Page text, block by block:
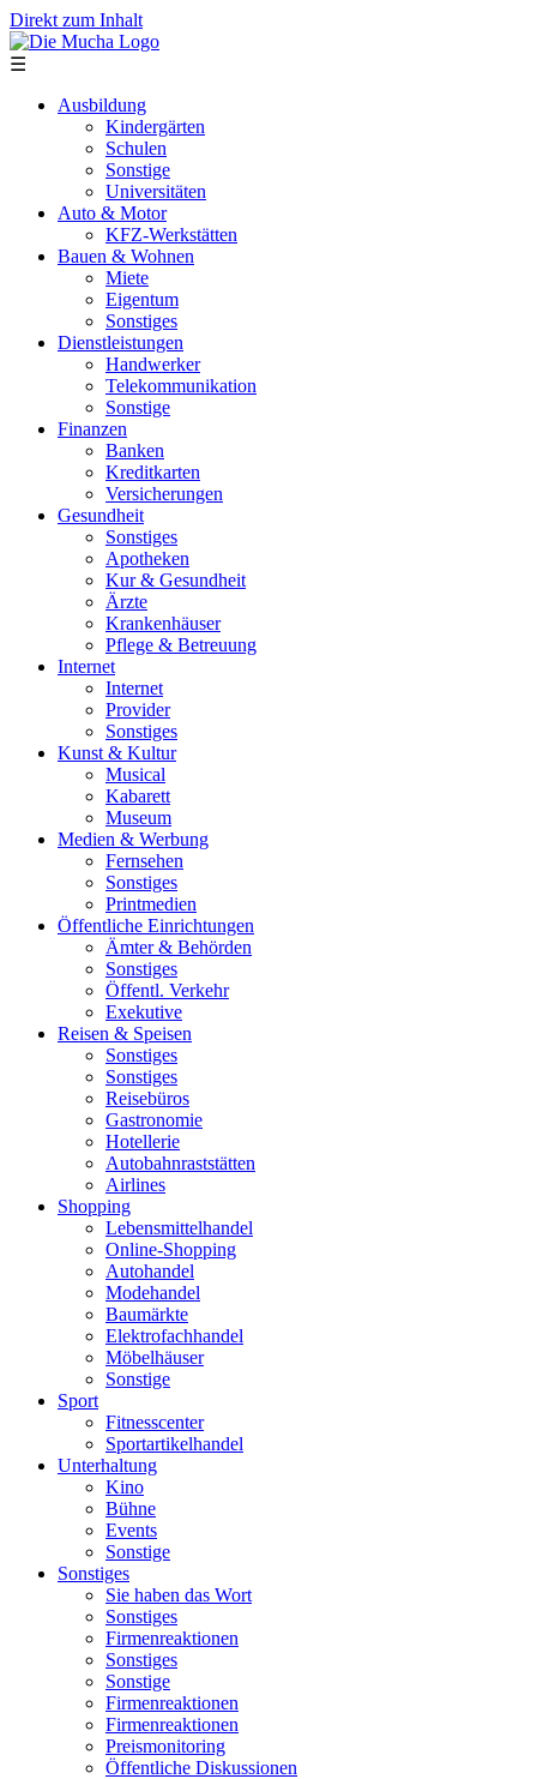
Direkt zum Inhalt
☰
Ausbildung
Kindergärten
Schulen
Sonstige
Universitäten
Auto & Motor
KFZ-Werkstätten
Bauen & Wohnen
Miete
Eigentum
Sonstiges
Dienstleistungen
Handwerker
Telekommunikation
Sonstige
Finanzen
Banken
Kreditkarten
Versicherungen
Gesundheit
Sonstiges
Apotheken
Kur & Gesundheit
Ärzte
Krankenhäuser
Pflege & Betreuung
Internet
Internet
Provider
Sonstiges
Kunst & Kultur
Musical
Kabarett
Museum
Medien & Werbung
Fernsehen
Sonstiges
Printmedien
Öffentliche Einrichtungen
Ämter & Behörden
Sonstiges
Öffentl. Verkehr
Exekutive
Reisen & Speisen
Sonstiges
Sonstiges
Reisebüros
Gastronomie
Hotellerie
Autobahnraststätten
Airlines
Shopping
Lebensmittelhandel
Online-Shopping
Autohandel
Modehandel
Baumärkte
Elektrofachhandel
Möbelhäuser
Sonstige
Sport
Fitnesscenter
Sportartikelhandel
Unterhaltung
Kino
Bühne
Events
Sonstige
Sonstiges
Sie haben das Wort
Sonstiges
Firmenreaktionen
Sonstiges
Sonstige
Firmenreaktionen
Firmenreaktionen
Preismonitoring
Öffentliche Diskussionen